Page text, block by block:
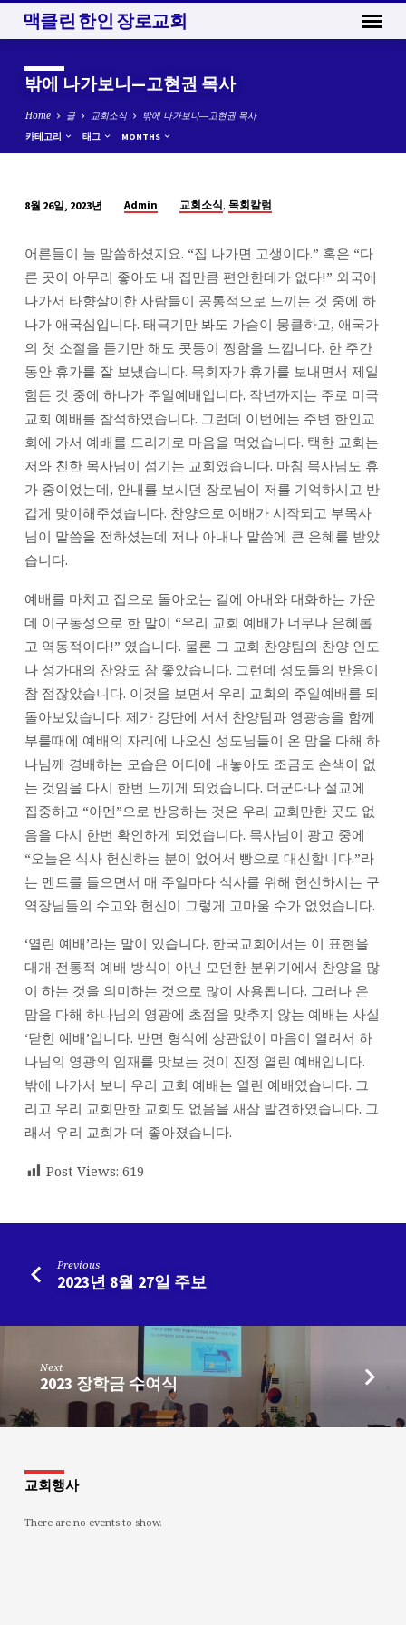
맥클린 한인 장로교회
밖에 나가보니—고현권 목사
Home 글 교회소식 밖에 나가보니—고현권 목사
카테고리 태그 MONTHS
에
나
가
보
니
—
고
현
권
목
사
8월 26일, 2023년 Admin 교회소식,목회칼럼
어른들이 늘 말씀하셨지요. “집 나가면 고생이다.” 혹은 “다
른 곳이 아무리 좋아도 내 집만큼 편안한데가 없다!” 외국에
나가서 타향살이한 사람들이 공통적으로 느끼는 것 중에 하
나가 애국심입니다. 태극기만 봐도 가슴이 뭉클하고, 애국가
의 첫 소절을 듣기만 해도 콧등이 찡함을 느낍니다. 한 주간
동안 휴가를 잘 보냈습니다. 목회자가 휴가를 보내면서 제일
힘든 것 중에 하나가 주일예배입니다. 작년까지는 주로 미국
교회 예배를 참석하였습니다. 그런데 이번에는 주변 한인교
회에 가서 예배를 드리기로 마음을 먹었습니다. 택한 교회는
저와 친한 목사님이 섬기는 교회였습니다. 마침 목사님도 휴
가 중이었는데, 안내를 보시던 장로님이 저를 기억하시고 반
갑게 맞이해주셨습니다. 찬양으로 예배가 시작되고 부목사
님이 말씀을 전하셨는데 저나 아내나 말씀에 큰 은혜를 받았
습니다.
예배를 마치고 집으로 돌아오는 길에 아내와 대화하는 가운
데 이구동성으로 한 말이 “우리 교회 예배가 너무나 은혜롭
고 역동적이다!” 였습니다. 물론 그 교회 찬양팀의 찬양 인도
나 성가대의 찬양도 참 좋았습니다. 그런데 성도들의 반응이
참 점잖았습니다. 이것을 보면서 우리 교회의 주일예배를 되
돌아보았습니다. 제가 강단에 서서 찬양팀과 영광송을 함께
부를때에 예배의 자리에 나오신 성도님들이 온 맘을 다해 하
나님께 경배하는 모습은 어디에 내놓아도 조금도 손색이 없
는 것임을 다시 한번 느끼게 되었습니다. 더군다나 설교에
집중하고 “아멘”으로 반응하는 것은 우리 교회만한 곳도 없
음을 다시 한번 확인하게 되었습니다. 목사님이 광고 중에
“오늘은 식사 헌신하는 분이 없어서 빵으로 대신합니다.”라
는 멘트를 들으면서 매 주일마다 식사를 위해 헌신하시는 구
역장님들의 수고와 헌신이 그렇게 고마울 수가 없었습니다.
‘열린 예배’라는 말이 있습니다. 한국교회에서는 이 표현을
대개 전통적 예배 방식이 아닌 모던한 분위기에서 찬양을 많
이 하는 것을 의미하는 것으로 많이 사용됩니다. 그러나 온
맘을 다해 하나님의 영광에 초점을 맞추지 않는 예배는 사실
‘닫힌 예배’입니다. 반면 형식에 상관없이 마음이 열려서 하
나님의 영광의 임재를 맛보는 것이 진정 열린 예배입니다.
밖에 나가서 보니 우리 교회 예배는 열린 예배였습니다. 그
리고 우리 교회만한 교회도 없음을 새삼 발견하였습니다. 그
래서 우리 교회가 더 좋아졌습니다.
Post Views: 619
Previous
2023년 8월 27일 주보
Next
2023 장학금 수여식
교회행사
There are no events to show.